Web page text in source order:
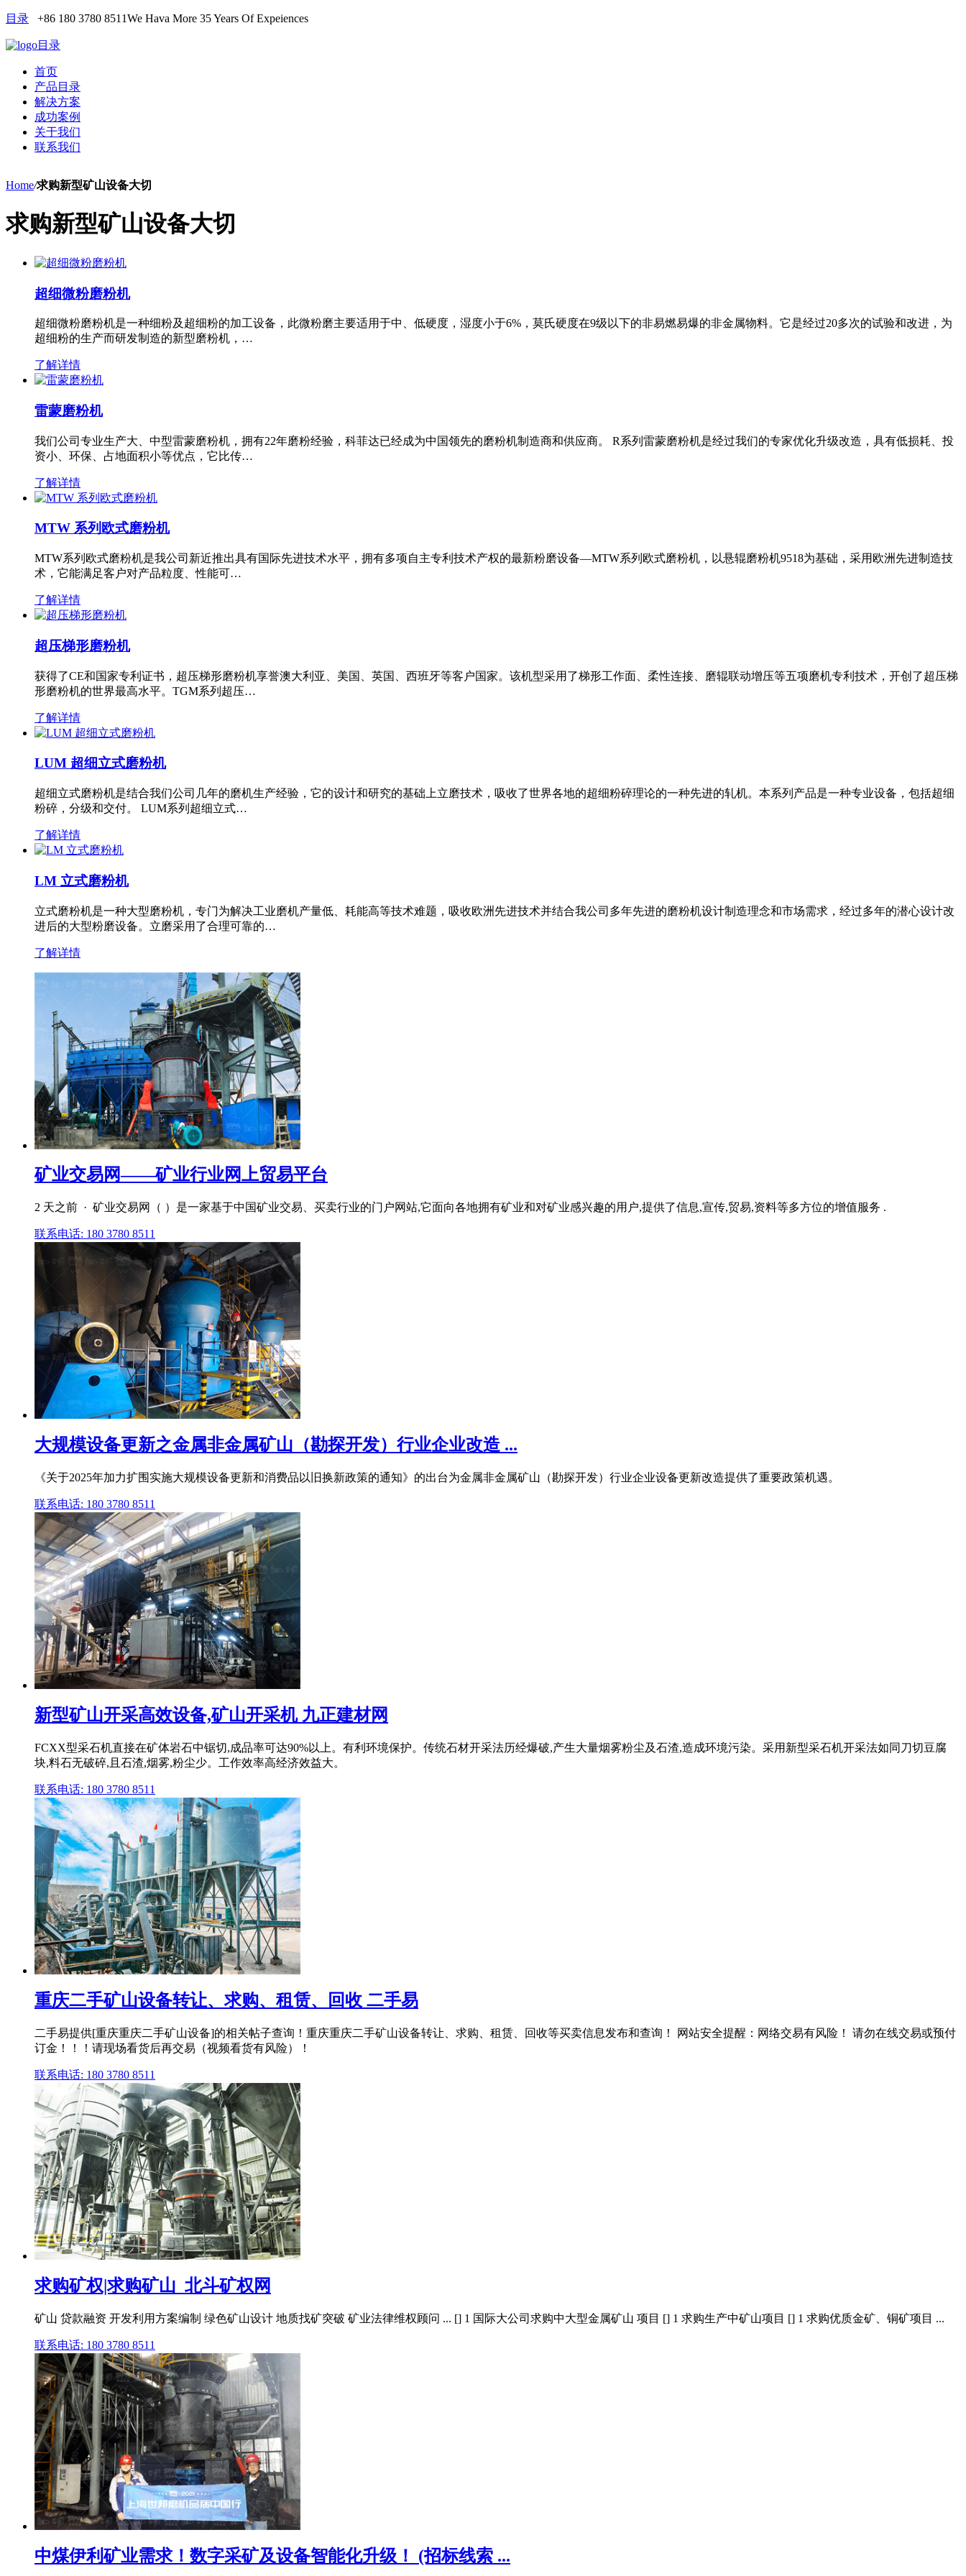
目录 +86 180 3780 8511We Hava More 35 Years Of Expeiences
目录
首页
产品目录
解决方案
成功案例
关于我们
联系我们
Home/求购新型矿山设备大切
求购新型矿山设备大切
超细微粉磨粉机
超细微粉磨粉机是一种细粉及超细粉的加工设备，此微粉磨主要适用于中、低硬度，湿度小于6%，莫氏硬度在9级以下的非易燃易爆的非金属物料。它是经过20多次的试验和改进，为
超细粉的生产而研发制造的新型磨粉机，…
了解详情
雷蒙磨粉机
我们公司专业生产大、中型雷蒙磨粉机，拥有22年磨粉经验，科菲达已经成为中国领先的磨粉机制造商和供应商。 R系列雷蒙磨粉机是经过我们的专家优化升级改造，具有低损耗、投
资小、环保、占地面积小等优点，它比传…
了解详情
MTW 系列欧式磨粉机
MTW系列欧式磨粉机是我公司新近推出具有国际先进技术水平，拥有多项自主专利技术产权的最新粉磨设备—MTW系列欧式磨粉机，以悬辊磨粉机9518为基础，采用欧洲先进制造技
术，它能满足客户对产品粒度、性能可…
了解详情
超压梯形磨粉机
获得了CE和国家专利证书，超压梯形磨粉机享誉澳大利亚、美国、英国、西班牙等客户国家。该机型采用了梯形工作面、柔性连接、磨辊联动增压等五项磨机专利技术，开创了超压梯
形磨粉机的世界最高水平。TGM系列超压…
了解详情
LUM 超细立式磨粉机
超细立式磨粉机是结合我们公司几年的磨机生产经验，它的设计和研究的基础上立磨技术，吸收了世界各地的超细粉碎理论的一种先进的轧机。本系列产品是一种专业设备，包括超细
粉碎，分级和交付。 LUM系列超细立式…
了解详情
LM 立式磨粉机
立式磨粉机是一种大型磨粉机，专门为解决工业磨机产量低、耗能高等技术难题，吸收欧洲先进技术并结合我公司多年先进的磨粉机设计制造理念和市场需求，经过多年的潜心设计改
进后的大型粉磨设备。立磨采用了合理可靠的…
了解详情
矿业交易网——矿业行业网上贸易平台
2 天之前 · 矿业交易网（ ）是一家基于中国矿业交易、买卖行业的门户网站,它面向各地拥有矿业和对矿业感兴趣的用户,提供了信息,宣传,贸易,资料等多方位的增值服务 .
联系电话: 180 3780 8511
大规模设备更新之金属非金属矿山（勘探开发）行业企业改造 ...
《关于2025年加力扩围实施大规模设备更新和消费品以旧换新政策的通知》的出台为金属非金属矿山（勘探开发）行业企业设备更新改造提供了重要政策机遇。
联系电话: 180 3780 8511
新型矿山开采高效设备,矿山开采机 九正建材网
FCXX型采石机直接在矿体岩石中锯切,成品率可达90%以上。有利环境保护。传统石材开采法历经爆破,产生大量烟雾粉尘及石渣,造成环境污染。采用新型采石机开采法如同刀切豆腐
块,料石无破碎,且石渣,烟雾,粉尘少。工作效率高经济效益大。
联系电话: 180 3780 8511
重庆二手矿山设备转让、求购、租赁、回收 二手易
二手易提供[重庆重庆二手矿山设备]的相关帖子查询！重庆重庆二手矿山设备转让、求购、租赁、回收等买卖信息发布和查询！ 网站安全提醒：网络交易有风险！ 请勿在线交易或预付
订金！！！请现场看货后再交易（视频看货有风险）！
联系电话: 180 3780 8511
求购矿权|求购矿山_北斗矿权网
矿山 贷款融资 开发利用方案编制 绿色矿山设计 地质找矿突破 矿业法律维权顾问 ... [] 1 国际大公司求购中大型金属矿山 项目 [] 1 求购生产中矿山项目 [] 1 求购优质金矿、铜矿项目 ...
联系电话: 180 3780 8511
中煤伊利矿业需求！数字采矿及设备智能化升级！ (招标线索 ...